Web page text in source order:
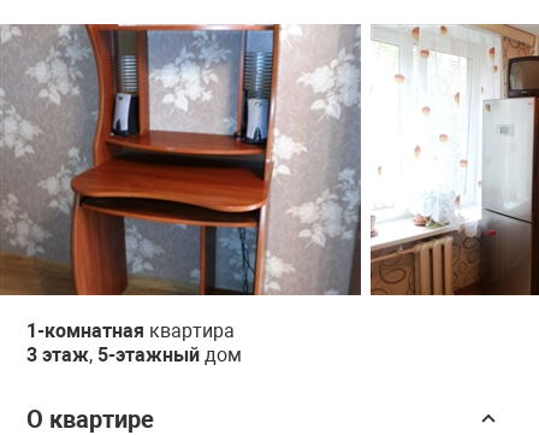
1-комнатная квартира
3 этаж, 5-этажный дом
О квартире